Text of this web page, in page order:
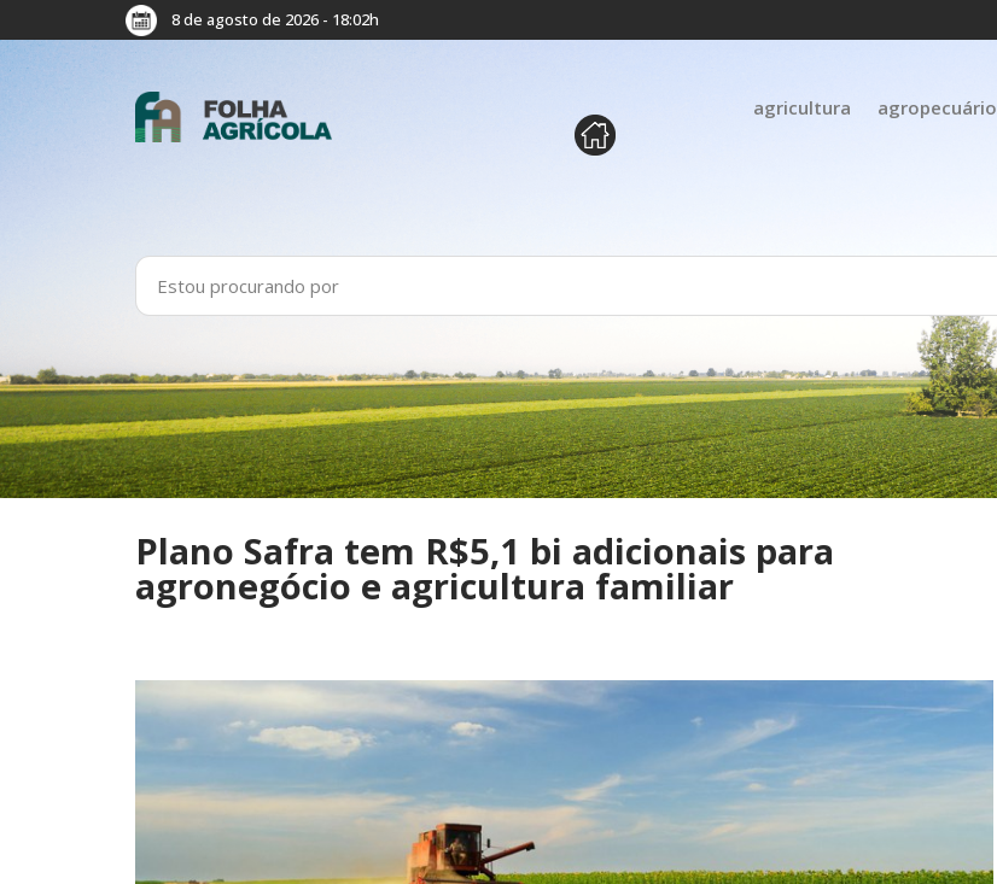
8 de agosto de 2026 - 18:02h
agricultura agropecuário
Plano Safra tem R$5,1 bi adicionais para
agronegócio e agricultura familiar